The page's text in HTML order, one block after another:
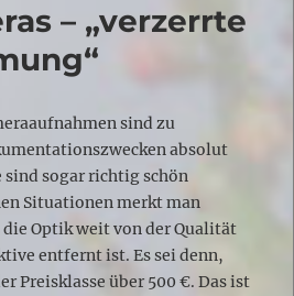
– „verzerrte
sind zu
absolut
sind sogar richtig schön
Situationen merkt man
Optik weit von der Qualität
entfernt ist. Es sei denn,
Preisklasse über 500 €. Das ist